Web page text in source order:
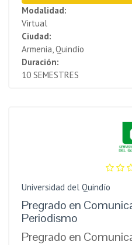
Modalidad:
Virtual
Ciudad:
Armenia, Quindío
Duración:
10 SEMESTRES
Universidad del Quindío
Pregrado en
Periodismo
Pregrado en